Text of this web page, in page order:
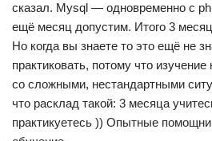
сказал. Mysql — одновременно с
ещё месяц допустим. Итого 3
Но когда вы знаете то это ещё не
практиковать, потому что
со сложными, нестандартными
что расклад такой: 3 месяца
практикуетесь )) Опытные